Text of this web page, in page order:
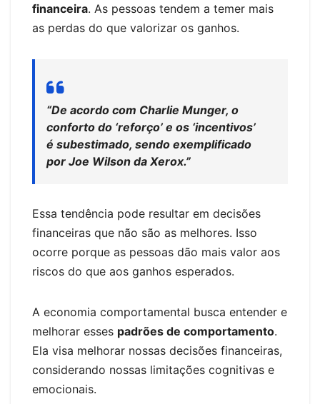
financeira. As pessoas tendem a temer mais
as perdas do que valorizar os ganhos.
“De acordo com Charlie Munger, o
conforto do ‘reforço’ e os ‘incentivos’
é subestimado, sendo exemplificado
por Joe Wilson da Xerox.”
Essa tendência pode resultar em decisões
financeiras que não são as melhores. Isso
ocorre porque as pessoas dão mais valor aos
riscos do que aos ganhos esperados.
A economia comportamental busca entender e
melhorar esses padrões de comportamento.
Ela visa melhorar nossas decisões financeiras,
considerando nossas limitações cognitivas e
emocionais.